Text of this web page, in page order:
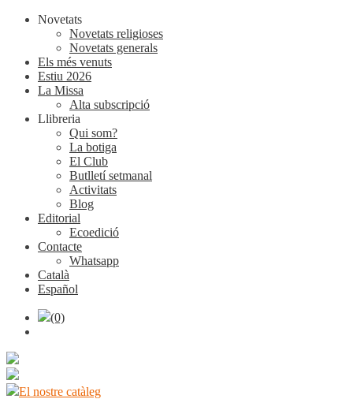
Novetats
Novetats religioses
Novetats generals
Els més venuts
Estiu 2026
La Missa
Alta subscripció
Llibreria
Qui som?
La botiga
El Club
Butlletí setmanal
Activitats
Blog
Editorial
Ecoedició
Contacte
Whatsapp
Català
Español
(0)
El nostre catàleg